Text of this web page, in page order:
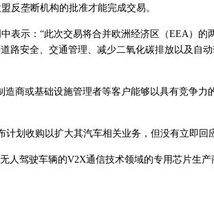
反垄断机构的批准才能完成交易。
表示：“此次交易将合并欧洲经济区（EEA）的
路安全、交通管理、减少二氧化碳排放以及自
造商或基础设施管理者等客户能够以具有竞争力
计划收购以扩大其汽车相关业务，但没有立即回
人驾驶车辆的V2X通信技术领域的专用芯片生产